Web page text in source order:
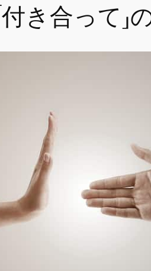
付き合って